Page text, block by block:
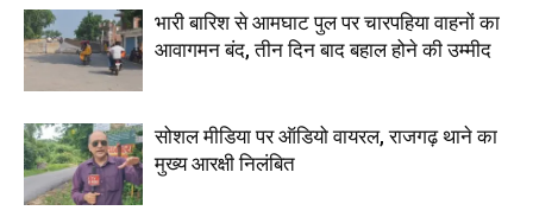
भारी बारिश से आमघाट पुल पर चारपहिया वाहनों का
आवागमन बंद, तीन दिन बाद बहाल होने की उम्मीद
सोशल मीडिया पर ऑडियो वायरल, राजगढ़ थाने का
मुख्य आरक्षी निलंबित